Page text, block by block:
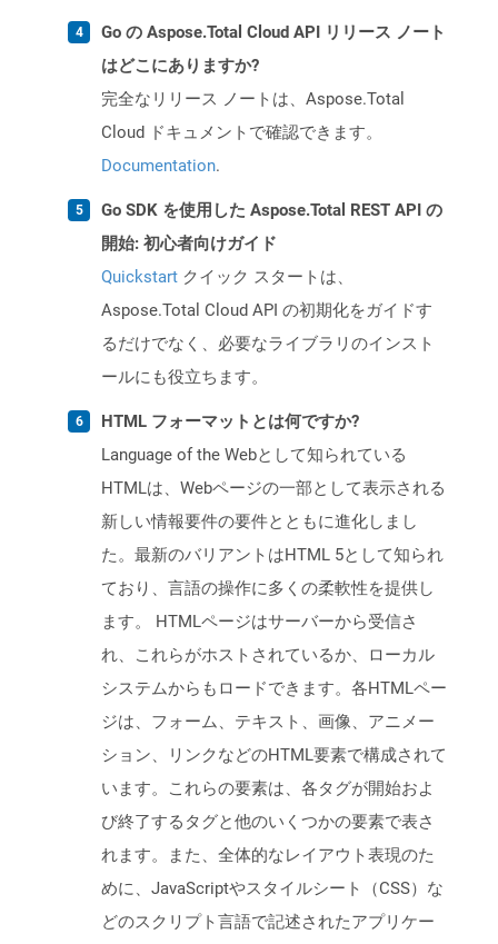
Go の Aspose.Total Cloud API リリース ノート
はどこにありますか?
完全なリリース ノートは、Aspose.Total
Cloud ドキュメントで確認できます。
Documentation.
Go SDK を使用した Aspose.Total REST API の
開始: 初心者向けガイド
Quickstart クイック スタートは、
Aspose.Total Cloud API の初期化をガイドす
るだけでなく、必要なライブラリのインスト
ールにも役立ちます。
HTML フォーマットとは何ですか?
Language of the Webとして知られている
HTMLは、Webページの一部として表示される
新しい情報要件の要件とともに進化しまし
た。最新のバリアントはHTML 5として知られ
ており、言語の操作に多くの柔軟性を提供し
ます。 HTMLページはサーバーから受信さ
れ、これらがホストされているか、ローカル
システムからもロードできます。各HTMLペー
ジは、フォーム、テキスト、画像、アニメー
ション、リンクなどのHTML要素で構成されて
います。これらの要素は、各タグが開始およ
び終了するタグと他のいくつかの要素で表さ
れます。また、全体的なレイアウト表現のた
めに、JavaScriptやスタイルシート（CSS）な
どのスクリプト言語で記述されたアプリケー